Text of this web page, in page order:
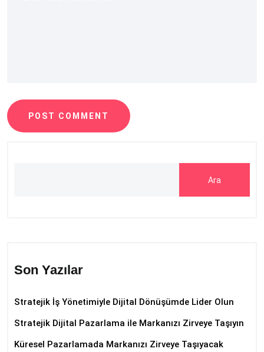
POST COMMENT
Ara
Son Yazılar
Stratejik İş Yönetimiyle Dijital Dönüşümde Lider Olun
Stratejik Dijital Pazarlama ile Markanızı Zirveye Taşıyın
Küresel Pazarlamada Markanızı Zirveye Taşıyacak